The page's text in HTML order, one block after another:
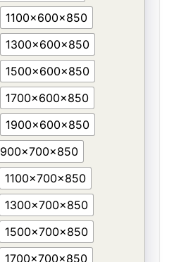
1100x600x850
1300x600x850
1500x600x850
1700x600x850
1900x600x850
900x700x850
1100x700x850
1300x700x850
1500x700x850
1700x700x850